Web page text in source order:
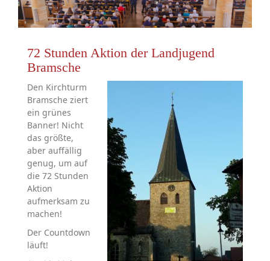
72 Stunden Aktion der Landjugend
Bramsche
Den Kirchturm
Bramsche ziert
ein grünes
Banner! Nicht
das größte,
aber auffällig
genug, um auf
die 72 Stunden
Aktion
aufmerksam zu
machen!
Der Countdown
läuft!